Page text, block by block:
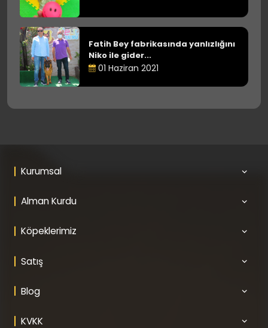
Fatih Bey fabrikasında yanlızlığını
Niko ile gider...
01 Haziran 2021
Kurumsal
Alman Kurdu
Köpeklerimiz
Satış
Blog
KVKK